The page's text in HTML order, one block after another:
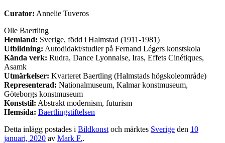
Curator: Annelie Tuveros
Olle Baertling
Hemland: Sverige, född i Halmstad (1911-1981)
Utbildning: Autodidakt/studier på Fernand Légers konstskola
Kända verk: Rudra, Dance Lyonnaise, Iras, Effets Cinétiques,
Asamk
Utmärkelser: Kvarteret Baertling (Halmstads högskoleområde)
Representerad: Nationalmuseum, Kalmar konstmuseum,
Göteborgs konstmuseum
Konststil: Abstrakt modernism, futurism
Hemsida: Baertlingstiftelsen
Detta inlägg postades i Bildkonst och märktes Sverige den 10
januari, 2020 av Mark F..